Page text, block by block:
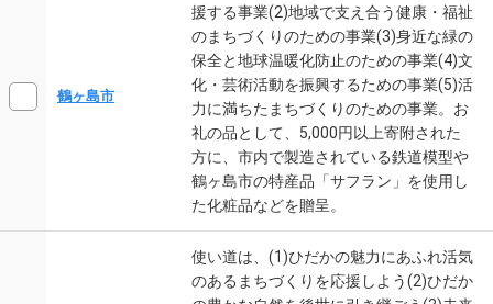
鶴ヶ島市
援する事業(2)地域で支え合う健康・福祉
のまちづくりのための事業(3)身近な緑の
保全と地球温暖化防止のための事業(4)文
化・芸術活動を振興するための事業(5)活
力に満ちたまちづくりのための事業。お
礼の品として、5,000円以上寄附された
方に、市内で製造されている鉄道模型や
鶴ヶ島市の特産品「サフラン」を使用し
た化粧品などを贈呈。
使い道は、(1)ひだかの魅力にあふれ活気
のあるまちづくりを応援しよう(2)ひだか